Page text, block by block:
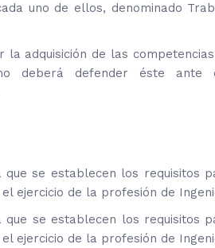
uno de ellos, denominado
adquisición de las
deberá defender éste ante
se establecen los requisitos
ejercicio de la profesión de
se establecen los requisitos
ejercicio de la profesión de